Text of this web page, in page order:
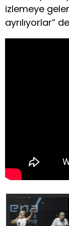
izlemeye
ayrılıyorlar”